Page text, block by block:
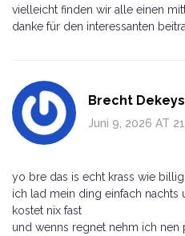
vielleicht finden wir alle einen
danke für den interessanten
Brecht
Juni 9, 2026 AT
yo bre das is echt krass wie billig
ich lad mein ding einfach nachts
kostet nix fast
und wenns regnet nehm ich nen